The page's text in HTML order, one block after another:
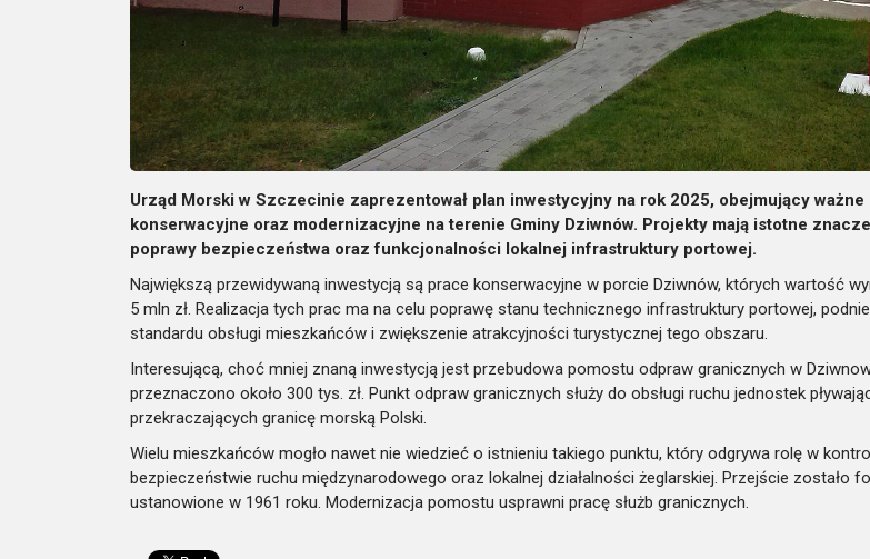
Urząd Morski w Szczecinie zaprezentował plan inwestycyjny na rok 2025, obejmujący ważne
konserwacyjne oraz modernizacyjne na terenie Gminy Dziwnów. Projekty mają istotne
poprawy bezpieczeństwa oraz funkcjonalności lokalnej infrastruktury portowej.
Największą przewidywaną inwestycją są prace konserwacyjne w porcie Dziwnów, których wartość
5 mln zł. Realizacja tych prac ma na celu poprawę stanu technicznego infrastruktury portowej,
standardu obsługi mieszkańców i zwiększenie atrakcyjności turystycznej tego obszaru.
Interesującą, choć mniej znaną inwestycją jest przebudowa pomostu odpraw granicznych w
przeznaczono około 300 tys. zł. Punkt odpraw granicznych służy do obsługi ruchu jednostek
przekraczających granicę morską Polski.
Wielu mieszkańców mogło nawet nie wiedzieć o istnieniu takiego punktu, który odgrywa rolę w
bezpieczeństwie ruchu międzynarodowego oraz lokalnej działalności żeglarskiej. Przejście zostało
ustanowione w 1961 roku. Modernizacja pomostu usprawni pracę służb granicznych.